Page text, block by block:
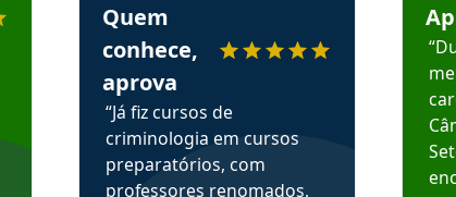
Quem
conhece,
aprova
“Já fiz cursos de
criminologia em cursos
preparatórios, com
professores renomados,